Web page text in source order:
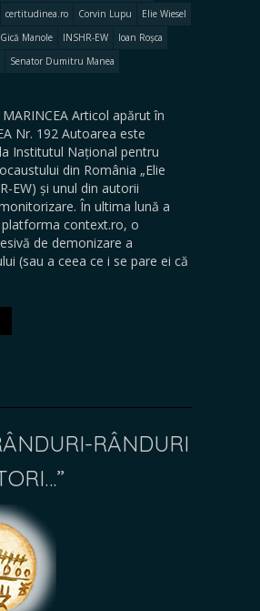
certitudinea.ro Corvin Lupu
Elie Wiesel
Gică Manole INSHR-EW
Ioan Roșca
Senator Dumitru Manea
Articol apărut în
Nr. 192 Autoarea este
Institutul Național pentru
din România „Elie
EW) și unul din autorii
În ultima lună a
context.ro, o
de demonizare a
(sau a ceea ce i se pare ei că
RÂNDURI